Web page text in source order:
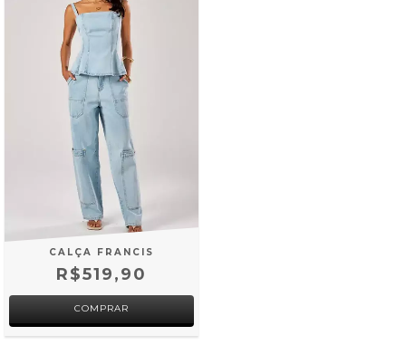
CALÇA FRANCIS
R$519,90
COMPRAR